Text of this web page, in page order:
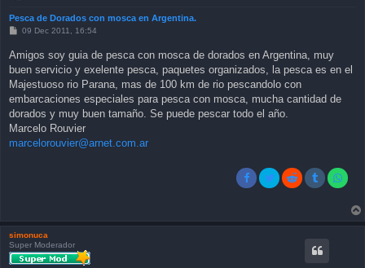
Pesca de Dorados con mosca en Argentina.
P
t
09 Dec 2011, 16:54
Amigos soy guia de pesca con mosca de dorados en Argentina, muy
buen servicio y exelente pesca, paquetes organizados, la pesca es en el
Majestuoso rio Parana, mas de 100 km de rio pescandolo con
embarcaciones especiales para pesca con mosca, mucha cantidad de
dorados y muy buen tamaño. Se puede pescar todo el año.
Marcelo Rouvier
marcelorouvier@arnet.com.ar
simonuca
Super Moderador